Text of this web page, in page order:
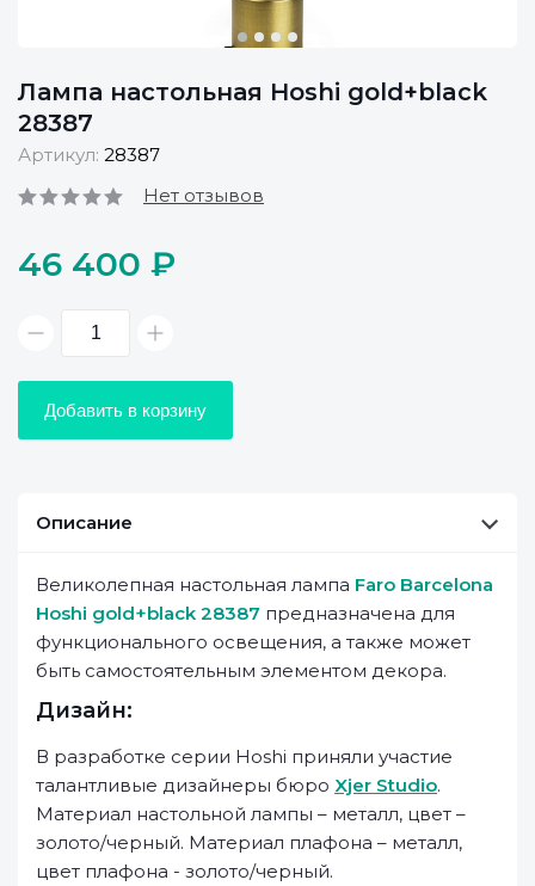
Лампа настольная Hoshi gold+black
28387
Артикул: 28387
Нет отзывов
46 400 ₽
Добавить в корзину
Описание
Великолепная настольная лампа Faro Barcelona
Hoshi gold+black 28387 предназначена для
функционального освещения, а также может
быть самостоятельным элементом декора.
Дизайн:
В разработке серии Hoshi приняли участие
талантливые дизайнеры бюро Xjer Studio.
Материал настольной лампы – металл, цвет –
золото/черный. Материал плафона – металл,
цвет плафона - золото/черный.